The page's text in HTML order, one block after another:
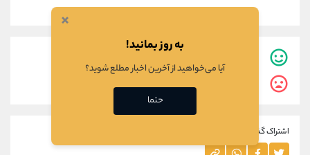
اشتراک گذاری این مطلب
×
به روز بمانید!
آیا می‌خواهید از آخرین اخبار مطلع شوید؟
حتما